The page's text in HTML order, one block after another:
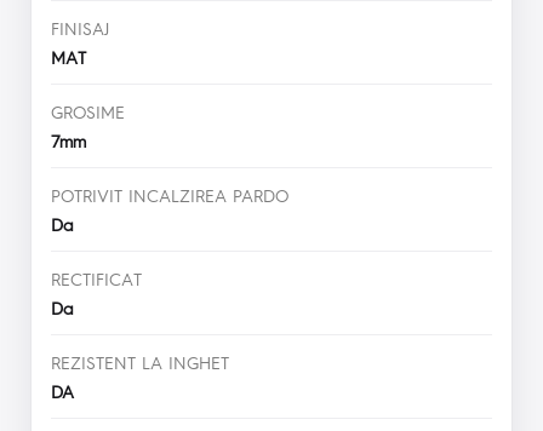
FINISAJ
MAT
GROSIME
7mm
POTRIVIT INCALZIREA PARDO
Da
RECTIFICAT
Da
REZISTENT LA INGHET
DA